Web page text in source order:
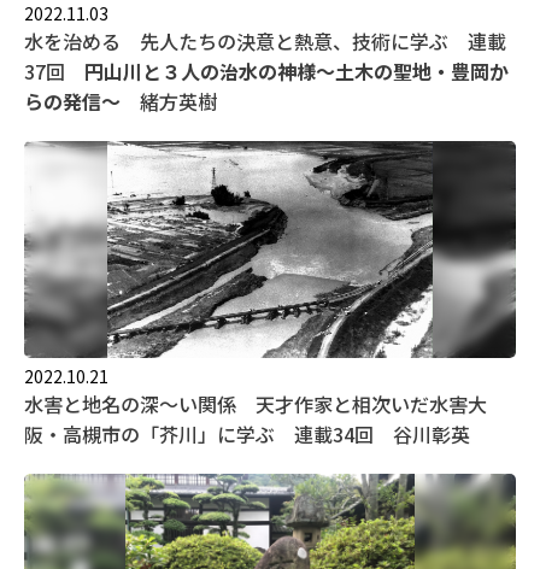
2022.11.03
水を治める 先人たちの決意と熱意、技術に学ぶ 連載
37回 円山川と３人の治水の神様～土木の聖地・豊岡か
らの発信～ 緒方英樹
2022.10.21
水害と地名の深～い関係 天才作家と相次いだ水害大
阪・高槻市の「芥川」に学ぶ 連載34回 谷川彰英